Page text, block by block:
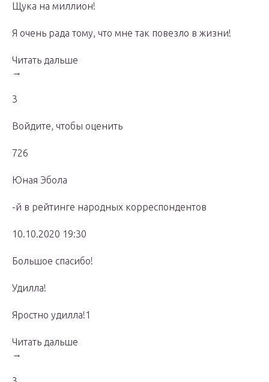
Щука на миллион!
Я очень рада тому, что мне так повезло в жизни!
Читать дальше
→
3
Войдите, чтобы оценить
726
Юная Эбола
-й в рейтинге народных корреспондентов
10.10.2020 19:30
Большое спасибо!
Удилла!
Яростно удилла!1
Читать дальше
→